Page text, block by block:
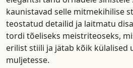
kaunistavad selle mitmekihilise
teostatud detailid ja laitmatu
tordi tõeliseks meistriteoseks,
erilist stiili ja jätab kõik külalised
muljetesse.